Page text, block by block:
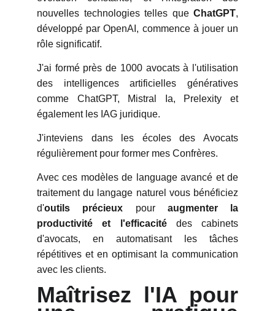
nouvelles technologies telles que ChatGPT,
développé par OpenAI, commence à jouer un
rôle significatif.
J'ai formé près de 1000 avocats à l'utilisation
des intelligences artificielles génératives
comme ChatGPT, Mistral Ia, Prelexity et
également les IAG juridique.
J'inteviens dans les écoles des Avocats
régulièrement pour former mes Confrères.
Avec ces modèles de language avancé et de
traitement du langage naturel vous bénéficiez
d'outils précieux pour augmenter la
productivité et l'efficacitédes cabinets
d'avocats, en automatisant les tâches
répétitives et en optimisant la communication
avec les clients.
Maîtrisez l'IA pour